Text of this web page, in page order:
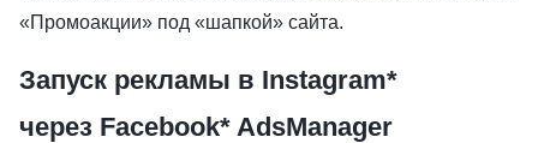
«Промоакции» под «шапкой» сайта.
Запуск рекламы в Instagram*
через Facebook* AdsManager